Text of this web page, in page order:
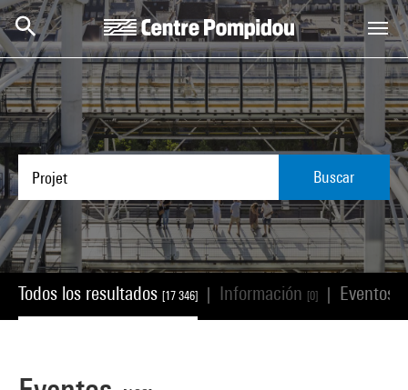
Skip to main content
Centre Pompidou
Buscar
Todos los resultados [17 346] Información [0] Eventos